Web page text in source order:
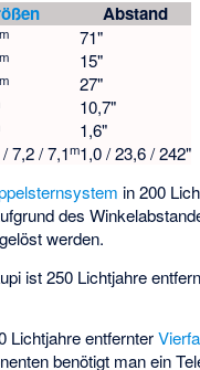
Abstand
m
71"
m
15"
m
27"
10,7"
1,6"
7,2 / 7,1m1,0 / 23,6 / 242"
in 200
des
werden.
ist 250 Lichtjahre
Lichtjahre entfernter
benötigt man ein